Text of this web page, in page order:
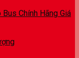
Chính Hãng Giá